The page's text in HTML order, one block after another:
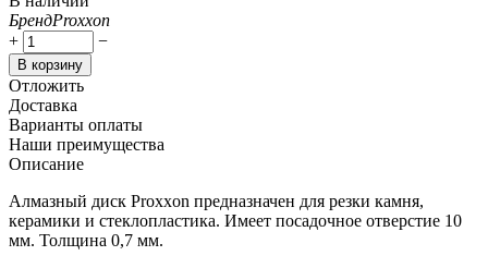
БрендProxxon
+
−
В корзину
Отложить
Доставка
Варианты оплаты
Наши преимущества
Описание
Алмазный диск Proxxon предназначен для резки камня,
керамики и стеклопластика. Имеет посадочное отверстие 10
мм. Толщина 0,7 мм.